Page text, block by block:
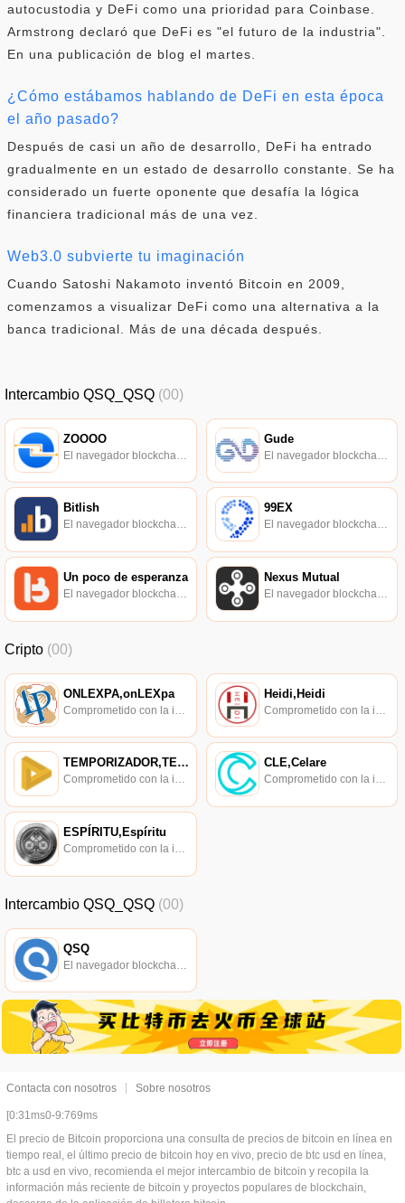
autocustodia y DeFi como una prioridad para Coinbase.
Armstrong declaró que DeFi es "el futuro de la industria".
En una publicación de blog el martes.
¿Cómo estábamos hablando de DeFi en esta época
el año pasado?
Después de casi un año de desarrollo, DeFi ha entrado
gradualmente en un estado de desarrollo constante. Se ha
considerado un fuerte oponente que desafía la lógica
financiera tradicional más de una vez.
Web3.0 subvierte tu imaginación
Cuando Satoshi Nakamoto inventó Bitcoin en 2009,
comenzamos a visualizar DeFi como una alternativa a la
banca tradicional. Más de una década después.
Intercambio QSQ_QSQ (00)
ZOOOO Gude
Bitlish
El navegador blockchain soportado oficialmente por Ethereum, consulta de transacciones en tiempo real.
99EX
El navegador blockchain soportado oficialmente por Ethereum, consulta de transacciones en tiempo real.
Un poco de esperanza
El navegador blockchain soportado oficialmente por Ethereum, consulta de transacciones en tiempo real.
Nexus Mutual
El navegador blockchain soportado oficialmente por Ethereum, consulta de transacciones en tiempo real.
Cripto (00)
ONLEXPA,onLEXpa Heidi,Heidi
TEMPORIZADOR,TEMPORIZADOR
Comprometido con la investigación de políticas en los campos de las nuevas finanzas, las finanzas internacionales y los mercados financieros.
CLE,Celare
Comprometido con la investigación de políticas en los campos de las nuevas finanzas, las finanzas internacionales y los mercados financieros.
ESPÍRITU,Espíritu
Comprometido con la investigación de políticas en los campos de las nuevas finanzas, las finanzas internacionales y los mercados financieros.
Intercambio QSQ_QSQ (00)
QSQ
Contacta con nosotros Sobre nosotros
[0:31ms0-9:769ms
El precio de Bitcoin proporciona una consulta de precios de bitcoin en línea en
tiempo real, el último precio de bitcoin hoy en vivo, precio de btc usd en línea,
btc a usd en vivo, recomienda el mejor intercambio de bitcoin y recopila la
información más reciente de bitcoin y proyectos populares de blockchain,